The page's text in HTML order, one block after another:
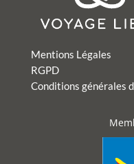
Mentions Légales
RGPD
Conditions générales